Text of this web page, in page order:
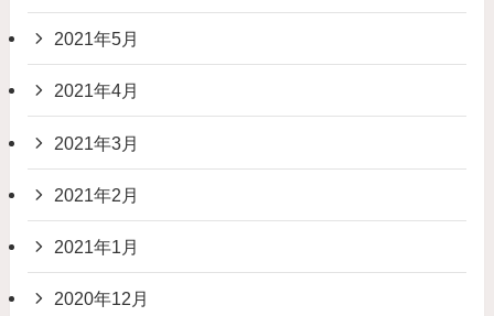
2021年5月
2021年4月
2021年3月
2021年2月
2021年1月
2020年12月